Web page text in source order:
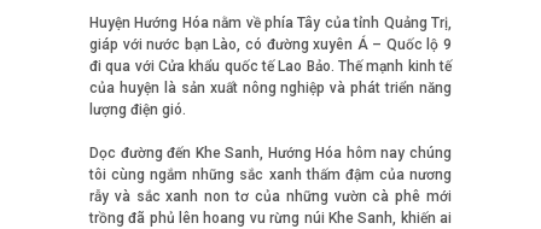
Huyện Hướng Hóa nằm về phía Tây của tỉnh Quảng Trị,
giáp với nước bạn Lào, có đường xuyên Á – Quốc lộ 9
đi qua với Cửa khẩu quốc tế Lao Bảo. Thế mạnh kinh tế
của huyện là sản xuất nông nghiệp và phát triển năng
lượng điện gió.
Dọc đường đến Khe Sanh, Hướng Hóa hôm nay chúng
tôi cùng ngắm những sắc xanh thấm đậm của nương
rẫy và sắc xanh non tơ của những vườn cà phê mới
trồng đã phủ lên hoang vu rừng núi Khe Sanh, khiến ai